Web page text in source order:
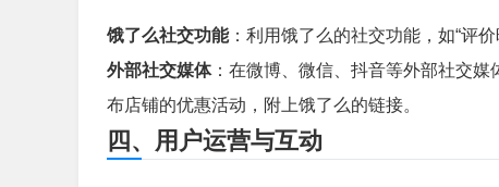
饿了么社交功能：利用饿了么的社交功能，如“评
外部社交媒体：在微博、微信、抖音等外部社交
布店铺的优惠活动，附上饿了么的链接。
四、用户运营与互动